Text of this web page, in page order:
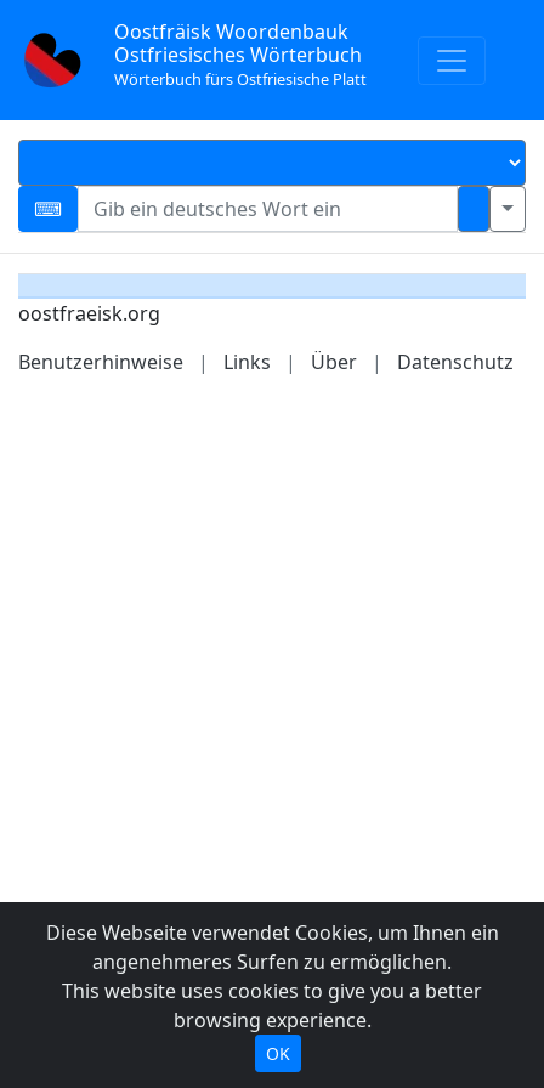
Oostfräisk Woordenbauk
Ostfriesisches Wörterbuch
Wörterbuch fürs Ostfriesische Platt
oostfraeisk.org
Benutzerhinweise
| Links | Über | Datenschutz
Diese Webseite verwendet Cookies, um Ihnen ein
angenehmeres Surfen zu ermöglichen.
This website uses cookies to give you a better
browsing experience.
OK